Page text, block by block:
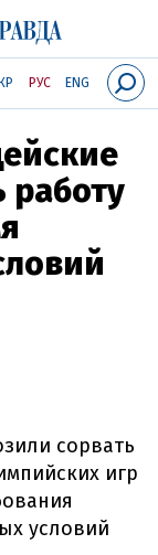
РУС ENG
работу
сорвать
игр
условий